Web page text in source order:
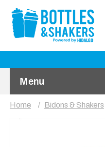
Menu
Home Bidons & Shakers